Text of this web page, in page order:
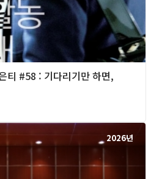
티 #58 : 기다리기만 하면,
2026년